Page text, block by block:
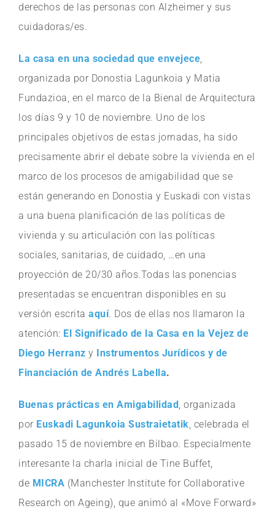
derechos de las personas con Alzheimer y sus
cuidadoras/es.
La casa en una sociedad que envejece
organizada por Donostia Lagunkoia y Matia
Fundazioa, en el marco de la Bienal de Arquitectura
los días 9 y 10 de noviembre. Uno de los
principales objetivos de estas jornadas, ha sido
precisamente abrir el debate sobre la vivienda en el
marco de los procesos de amigabilidad que se
están generando en Donostia y Euskadi con vistas
a una buena planificación de las políticas de
vivienda y su articulación con las políticas
sociales, sanitarias, de cuidado, …en una
proyección de 20/30 años.Todas las ponencias
presentadas se encuentran disponibles en su
versión escrita aquí. Dos de ellas nos llamaron la
atención: El Significado de la Casa en la Vejez de
Diego Herranz y Instrumentos Jurídicos y de
Financiación de Andrés Labella.
Buenas prácticas en Amigabilidad , organizada
por Euskadi Lagunkoia Sustraietatik , celebrada el
pasado 15 de noviembre en Bilbao. Especialmente
interesante la charla inicial de Tine Buffet,
de MICRA (Manchester Institute for Collaborative
Research on Ageing), que animó al «Move Forward»